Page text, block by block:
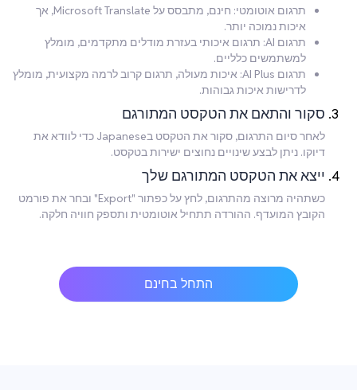
תרגום אוטומטי: חינם, מתבסס על Microsoft Translate, אך
איכות נמוכה יותר.
תרגום AI: תרגום איכותי בעזרת מודלים מתקדמים, מומלץ
למשתמשים כלליים.
תרגום AI Plus: איכות מעולה, תרגום קרוב לרמה מקצועית, מומלץ
לדרישות איכות גבוהות.
סקור והתאם את הטקסט המתורגם
לאחר סיום התרגום, סקור את הטקסט בJapanese כדי לוודא את
דיוקו. ניתן לבצע שינויים נחוצים ישירות בטקסט.
ייצא את הטקסט המתורגם שלך
כשתהיה מרוצה מהתרגום, לחץ על כפתור "Export" ובחר את פורמט
הקובץ המועדף. ההורדה תתחיל אוטומטית ותספק חוויה חלקה.
התחל בחינם